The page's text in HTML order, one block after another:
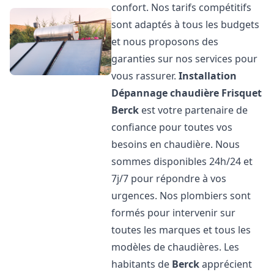
confort. Nos tarifs compétitifs
sont adaptés à tous les budgets
et nous proposons des
garanties sur nos services pour
vous rassurer.Installation
Dépannage chaudière Frisquet
Berck est votre partenaire de
confiance pour toutes vos
besoins en chaudière. Nous
sommes disponibles 24h/24 et
7j/7 pour répondre à vos
urgences. Nos plombiers sont
formés pour intervenir sur
toutes les marques et tous les
modèles de chaudières. Les
habitants de Berckapprécient